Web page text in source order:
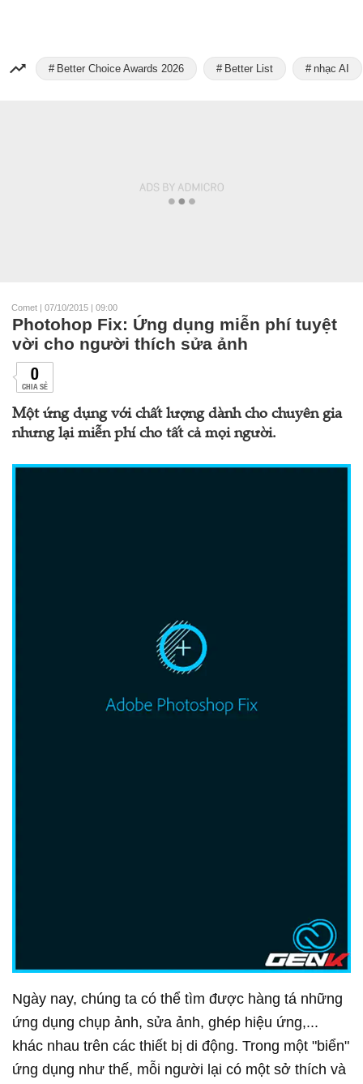
Better Choice Awards 2026 Better List nhạc AI
Comet | 07/10/2015 | 09:00
Photohop Fix: Ứng dụng miễn phí tuyệt
vời cho người thích sửa ảnh
0
CHIA SẺ
Một ứng dụng với chất lượng dành cho chuyên gia
nhưng lại miễn phí cho tất cả mọi người.
Ngày nay, chúng ta có thể tìm được hàng tá những
ứng dụng chụp ảnh, sửa ảnh, ghép hiệu ứng,...
khác nhau trên các thiết bị di động. Trong một "biển"
ứng dụng như thế, mỗi người lại có một sở thích và